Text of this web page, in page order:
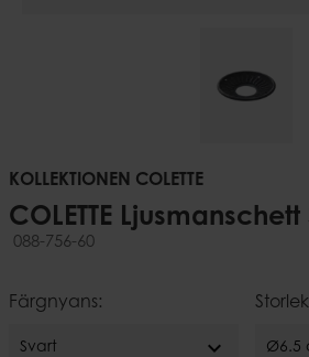
KOLLEKTIONEN COLETTE
COLETTE Ljusmanschett
088-756-60
Färgnyans:
Svart expand_more Ø6.5